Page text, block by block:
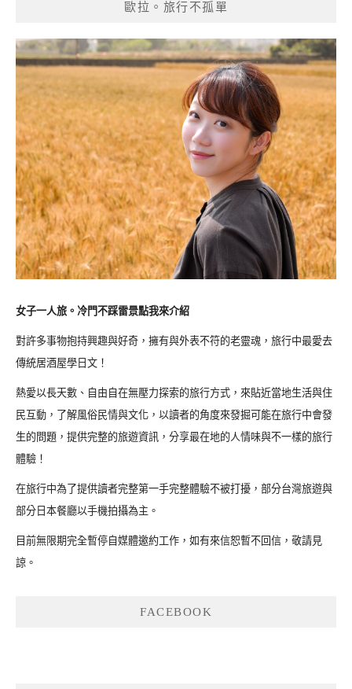
歐拉。旅行不孤單
女子一人旅。冷門不踩雷景點我來介紹
對許多事物抱持興趣與好奇，擁有與外表不符的老靈魂，旅行中最愛去
傳統居酒屋學日文！
熱愛以長天數、自由自在無壓力探索的旅行方式，來貼近當地生活與住
民互動，了解風俗民情與文化，以讀者的角度來發掘可能在旅行中會發
生的問題，提供完整的旅遊資訊，分享最在地的人情味與不一樣的旅行
體驗！
在旅行中為了提供讀者完整第一手完整體驗不被打擾，部分台灣旅遊與
部分日本餐廳以手機拍攝為主。
目前無限期完全暫停自媒體邀約工作，如有來信恕暫不回信，敬請見
諒。
FACEBOOK